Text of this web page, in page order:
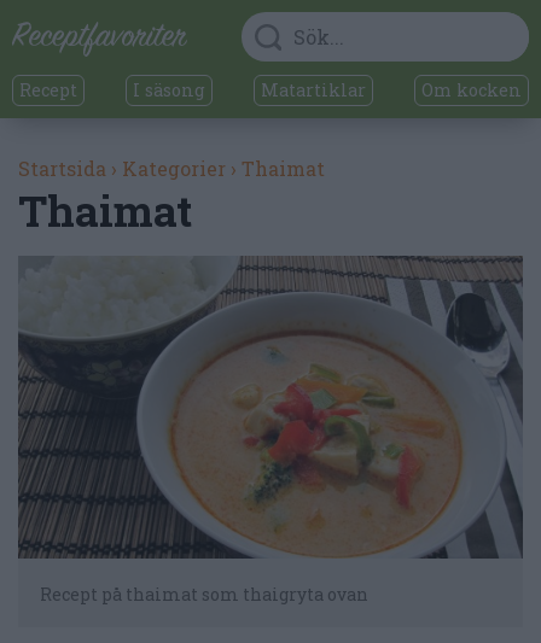
Recept I säsong Matartiklar Om kocken
Startsida › Kategorier › Thaimat
Thaimat
Recept på thaimat som thaigryta ovan